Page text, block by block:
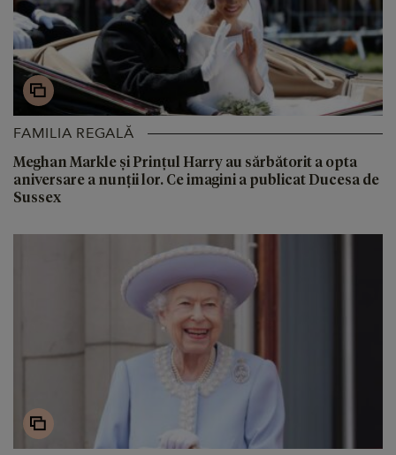
FAMILIA REGALĂ
Meghan Markle și Prințul Harry au sărbătorit a opta
aniversare a nunții lor. Ce imagini a publicat Ducesa de
Sussex